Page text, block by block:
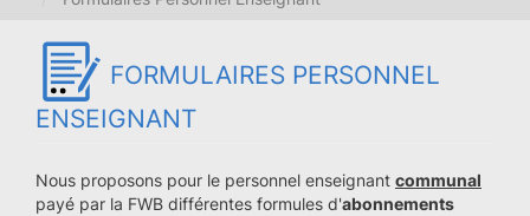
FORMULAIRES PERSONNEL
ENSEIGNANT
Nous proposons pour le personnel enseignant communal
payé par la FWB différentes formules d'abonnements